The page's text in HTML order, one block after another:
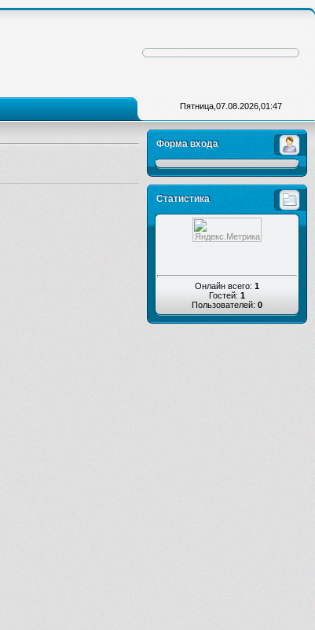
Пятница,07.08.2026,01:47
Форма входа
Статистика
Онлайн всего: 1
Гостей: 1
Пользователей: 0